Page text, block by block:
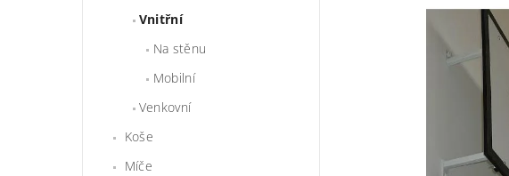
Vnitřní
Na stěnu
Mobilní
Venkovní
Koše
Míče